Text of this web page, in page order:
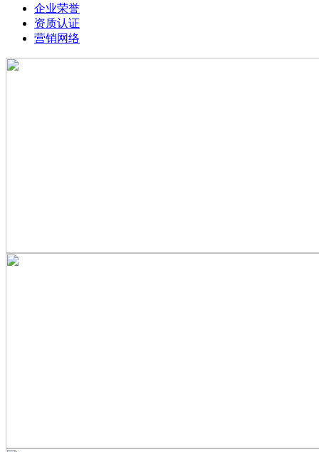
企业荣誉
资质认证
营销网络